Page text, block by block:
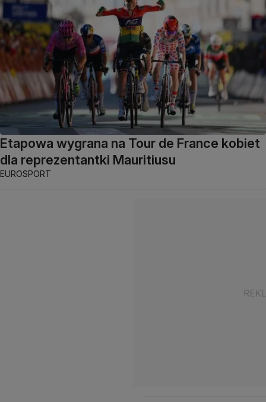
Etapowa wygrana na Tour de France kobiet
dla reprezentantki Mauritiusu
EUROSPORT